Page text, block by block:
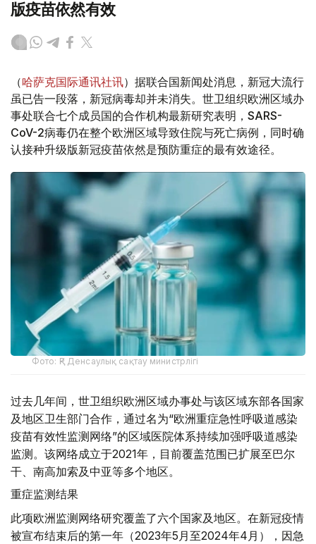
版疫苗依然有效
（哈萨克国际通讯社讯）据联合国新闻处消息，新冠大流行
虽已告一段落，新冠病毒却并未消失。世卫组织欧洲区域办
事处联合七个成员国的合作机构最新研究表明，SARS-
CoV-2病毒仍在整个欧洲区域导致住院与死亡病例，同时确
认接种升级版新冠疫苗依然是预防重症的最有效途径。
Фото: ҚР Денсаулық сақтау министрлігі
过去几年间，世卫组织欧洲区域办事处与该区域东部各国家
及地区卫生部门合作，通过名为“欧洲重症急性呼吸道感染
疫苗有效性监测网络”的区域医院体系持续加强呼吸道感染
监测。该网络成立于2021年，目前覆盖范围已扩展至巴尔
干、南高加索及中亚等多个地区。
重症监测结果
此项欧洲监测网络研究覆盖了六个国家及地区。在新冠疫情
被宣布结束后的第一年（2023年5月至2024年4月），因急